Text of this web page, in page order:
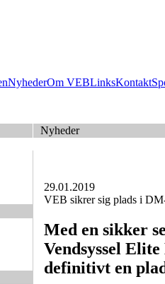
NyhederOm VEBLinksKontakt
Nyheder
29.01.2019
VEB sikrer sig plads i
Med en sikker
Vendsyssel
definitivt en